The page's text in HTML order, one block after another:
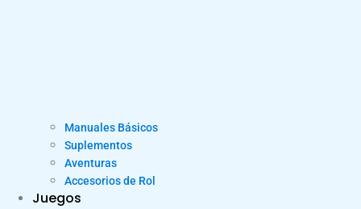
Manuales Básicos
Suplementos
Aventuras
Accesorios de Rol
Juegos